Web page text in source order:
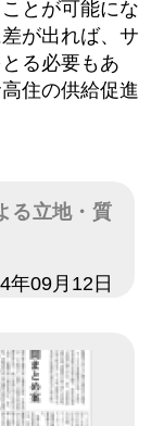
とが可能にな
が出れば、サ
る必要もあ
住の供給促進
る立地・質
年09月12日